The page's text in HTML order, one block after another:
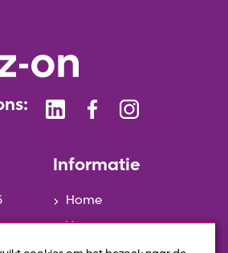
Informatie
Home
Vacatures